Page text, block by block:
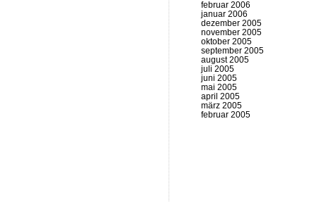
februar 2006
januar 2006
dezember 2005
november 2005
oktober 2005
september 2005
august 2005
juli 2005
juni 2005
mai 2005
april 2005
märz 2005
februar 2005